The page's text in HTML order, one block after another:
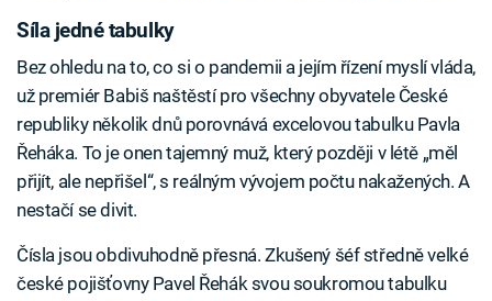
Síla jedné tabulky
Bez ohledu na to, co si o pandemii a jejím řízení myslí vláda,
už premiér Babiš naštěstí pro všechny obyvatele České
republiky několik dnů porovnává excelovou tabulku Pavla
Řeháka. To je onen tajemný muž, který později v létě „měl
přijít, ale nepřišel“, s reálným vývojem počtu nakažených. A
nestačí se divit.
Čísla jsou obdivuhodně přesná. Zkušený šéf středně velké
české pojišťovny Pavel Řehák svou soukromou tabulku